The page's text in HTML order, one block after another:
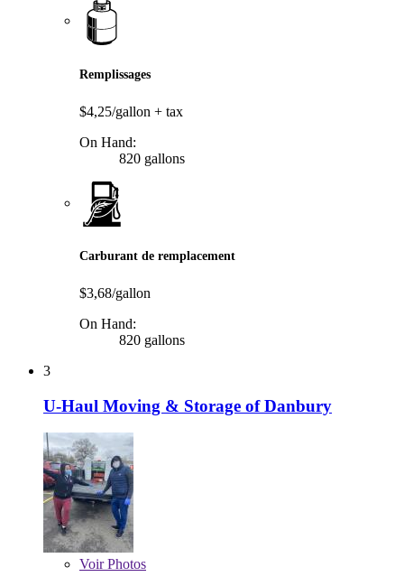
Remplissages
$4,25/gallon + tax
On Hand:
820 gallons
Carburant de remplacement
$3,68/gallon
On Hand:
820 gallons
3
U-Haul Moving & Storage of Danbury
VoirPhotos